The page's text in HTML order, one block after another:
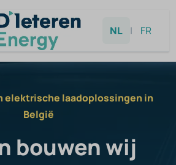
NL | FR
elektrische laadoplossingen in
België
bouwen wij